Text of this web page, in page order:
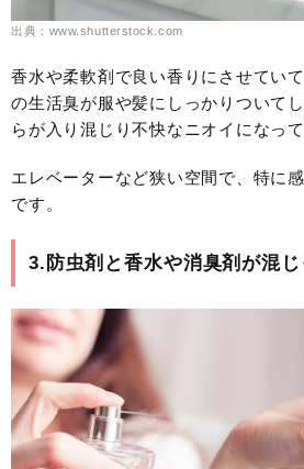
出典：www.shutterstock.com
香水や柔軟剤で良い香りにさせてい
の生活臭が服や髪にしっかりついて
らが入り混じり不快なニオイになって
エレベーターなど狭い空間で、特に
です。
3.防虫剤と香水や消臭剤が混じ